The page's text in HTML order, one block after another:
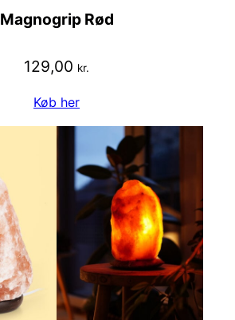
Magnogrip Rød
129,00 kr.
Køb her